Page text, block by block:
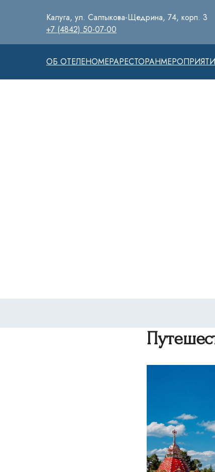
ОБ ОТЕЛЕНОМЕРАРЕСТОРАН
+7 (4842) 50-07-00
Калуга, ул. Салтыкова-Щедрина, 74, корп. 3